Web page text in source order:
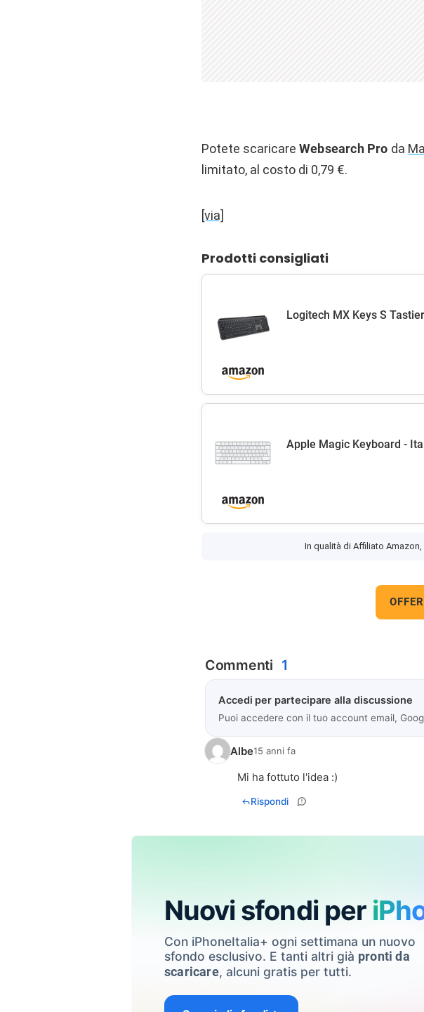
Potete scaricare Websearch Pro da
limitato, al costo di 0,79 €.
[via]
Prodotti consigliati
Logitech MX Keys S
Apple Magic Keyboard -
In qualità di Affiliato
Commenti 1
Accedi per partecipare alla discussione
Puoi accedere con il tuo account email,
Albe15 anni fa
Mi ha fottuto l'idea :)
Rispondi
Nuovi sfondi per
Con iPhoneItalia+ ogni settimana un nuovo
sfondo esclusivo. E tanti altri già pronti da
scaricare, alcuni gratis per tutti.